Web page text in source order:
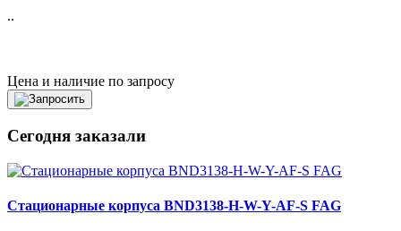
..
Цена и наличие по запросу
Сегодня заказали
Стационарные корпуса BND3138-H-W-Y-AF-S FAG